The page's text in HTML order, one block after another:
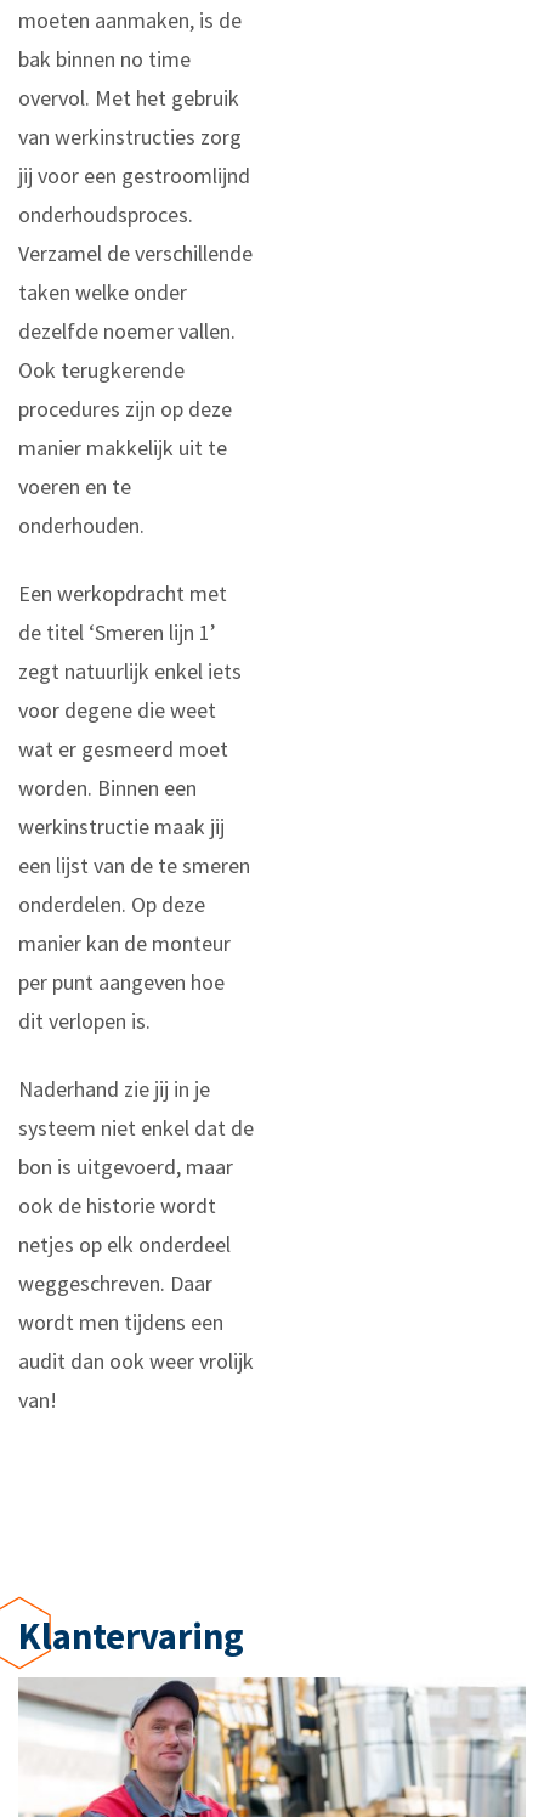
moeten aanmaken, is de
bak binnen no time
overvol. Met het gebruik
van werkinstructies zorg
jij voor een gestroomlijnd
onderhoudsproces.
Verzamel de verschillende
taken welke onder
dezelfde noemer vallen.
Ook terugkerende
procedures zijn op deze
manier makkelijk uit te
voeren en te
onderhouden.
Een werkopdracht met
de titel ‘Smeren lijn 1’
zegt natuurlijk enkel iets
voor degene die weet
wat er gesmeerd moet
worden. Binnen een
werkinstructie maak jij
een lijst van de te smeren
onderdelen. Op deze
manier kan de monteur
per punt aangeven hoe
dit verlopen is.
Naderhand zie jij in je
systeem niet enkel dat de
bon is uitgevoerd, maar
ook de historie wordt
netjes op elk onderdeel
weggeschreven. Daar
wordt men tijdens een
audit dan ook weer vrolijk
van!
Klant­­ervaring